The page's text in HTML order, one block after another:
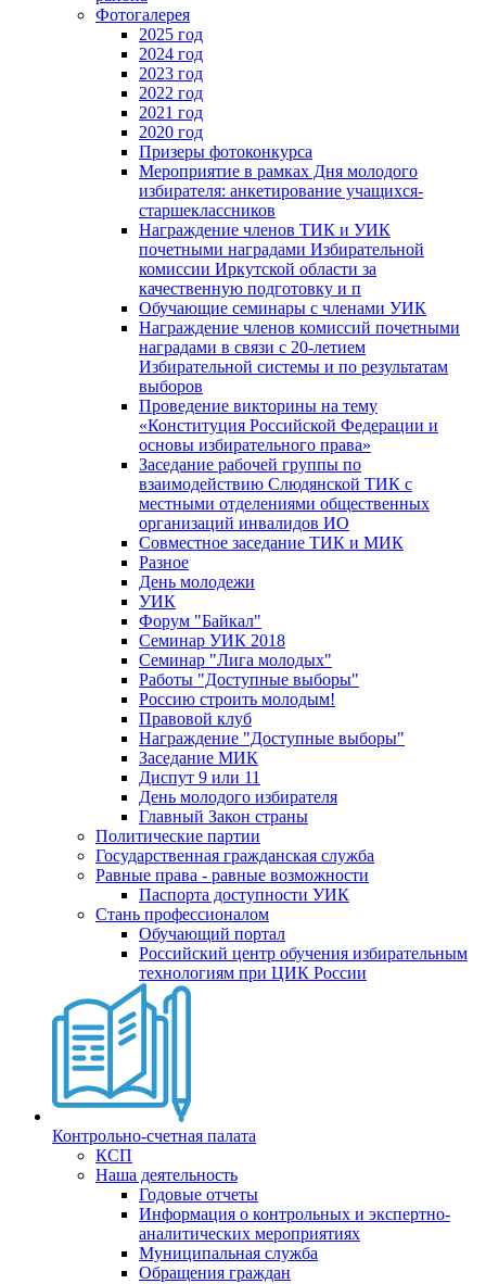
Фотогалерея
2025 год
2024 год
2023 год
2022 год
2021 год
2020 год
Призеры фотоконкурса
Мероприятие в рамках Дня молодого
избирателя: анкетирование учащихся-
старшеклассников
Награждение членов ТИК и УИК
почетными наградами Избирательной
комиссии Иркутской области за
качественную подготовку и п
Обучающие семинары с членами УИК
Награждение членов комиссий почетными
наградами в связи с 20-летием
Избирательной системы и по результатам
выборов
Проведение викторины на тему
«Конституция Российской Федерации и
основы избирательного права»
Заседание рабочей группы по
взаимодействию Слюдянской ТИК с
местными отделениями общественных
организаций инвалидов ИО
Совместное заседание ТИК и МИК
Разное
День молодежи
УИК
Форум "Байкал"
Семинар УИК 2018
Семинар "Лига молодых"
Работы "Доступные выборы"
Россию строить молодым!
Правовой клуб
Награждение "Доступные выборы"
Заседание МИК
Диспут 9 или 11
День молодого избирателя
Главный Закон страны
Политические партии
Государственная гражданская служба
Равные права - равные возможности
Паспорта доступности УИК
Стань профессионалом
Обучающий портал
Российский центр обучения избирательным
технологиям при ЦИК России
Контрольно-счетная палата
КСП
Наша деятельность
Годовые отчеты
Информация о контрольных и экспертно-
аналитических мероприятиях
Муниципальная служба
Обращения граждан